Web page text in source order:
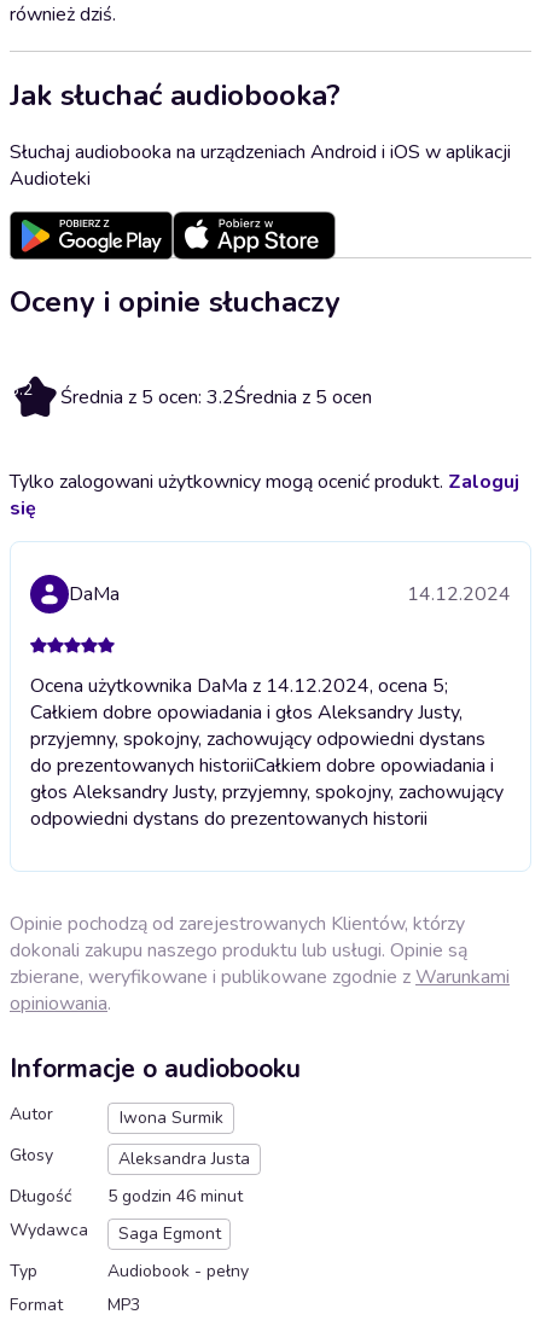
również dziś.
Jak słuchać audiobooka?
Słuchaj audiobooka na urządzeniach Android i iOS w aplikacji
Audioteki
Oceny i opinie słuchaczy
3.2 Średnia z 5 ocen: 3.2Średnia z 5 ocen
Tylko zalogowani użytkownicy mogą ocenić produkt. Zaloguj
się
DaMa 14.12.2024
Ocena użytkownika DaMa z 14.12.2024, ocena 5;
Całkiem dobre opowiadania i głos Aleksandry Justy,
przyjemny, spokojny, zachowujący odpowiedni dystans
do prezentowanych historiiCałkiem dobre opowiadania i
głos Aleksandry Justy, przyjemny, spokojny, zachowujący
odpowiedni dystans do prezentowanych historii
Opinie pochodzą od zarejestrowanych Klientów, którzy
dokonali zakupu naszego produktu lub usługi. Opinie są
zbierane, weryfikowane i publikowane zgodnie zWarunkami
opiniowania.
Informacje o audiobooku
Autor
Iwona Surmik
Głosy
Aleksandra Justa
Długość
5 godzin 46 minut
Wydawca
Saga Egmont
Typ
Audiobook - pełny
Format
MP3